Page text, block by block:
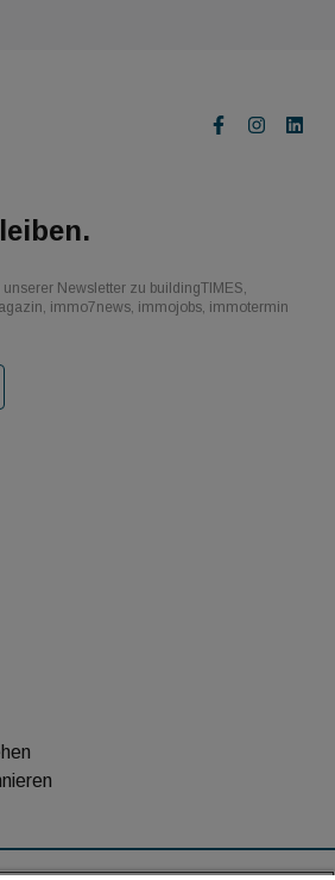
Newsletter zu buildingTIMES,
immo7news, immojobs, immotermin